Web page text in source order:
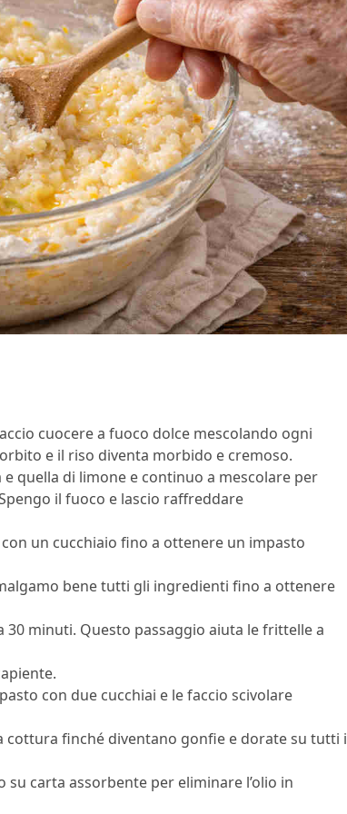
cuocere a fuoco dolce mescolando ogni
e il riso diventa morbido e cremoso.
quella di limone e continuo a mescolare per
il fuoco e lascio raffreddare
un cucchiaio fino a ottenere un impasto
bene tutti gli ingredienti fino a ottenere
30 minuti. Questo passaggio aiuta le frittelle a
con due cucchiai e le faccio scivolare
finché diventano gonfie e dorate su tutti i
su carta assorbente per eliminare l’olio in